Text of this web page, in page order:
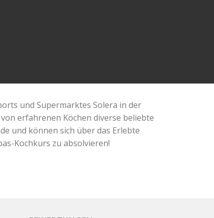
und Supermarktes Solera in der
erfahrenen Köchen diverse beliebte
und können sich über das Erlebte
Kochkurs zu absolvieren!